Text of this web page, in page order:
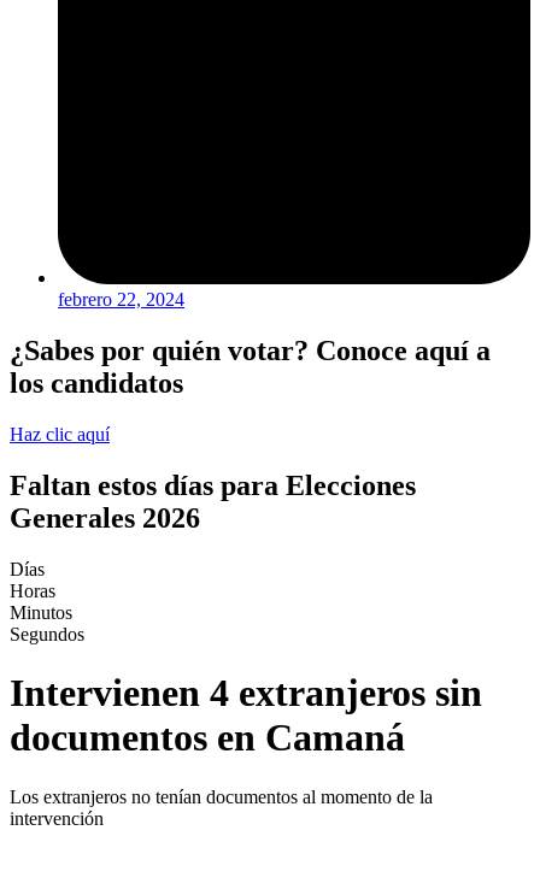
febrero 22, 2024
¿Sabes por quién votar? Conoce aquí a
los candidatos
Haz clic aquí
Faltan estos días para Elecciones
Generales 2026
Días
Horas
Minutos
Segundos
Intervienen 4 extranjeros sin
documentos en Camaná
Los extranjeros no tenían documentos al momento de la
intervención